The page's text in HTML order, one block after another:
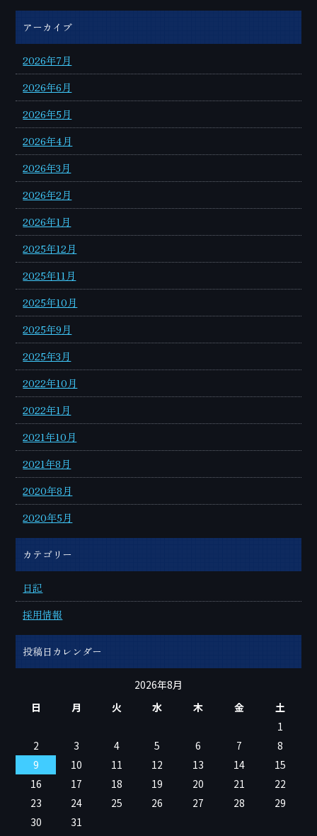
アーカイブ
2026年7月
2026年6月
2026年5月
2026年4月
2026年3月
2026年2月
2026年1月
2025年12月
2025年11月
2025年10月
2025年9月
2025年3月
2022年10月
2022年1月
2021年10月
2021年8月
2020年8月
2020年5月
カテゴリー
日記
採用情報
投稿日カレンダー
2026年8月
日
月 火 水 木 金 土
1
2
3 4 5 6 7
8
9
10 11 12 13 14
15
16
17 18 19 20 21
22
23
24 25 26 27 28
29
30
31